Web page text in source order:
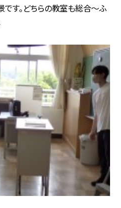
す。どちらの教室も総合～ふ